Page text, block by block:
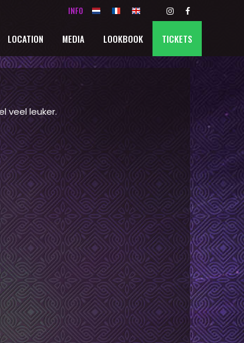
INFO
LOCATION MEDIA LOOKBOOK TICKETS
veel leuker.